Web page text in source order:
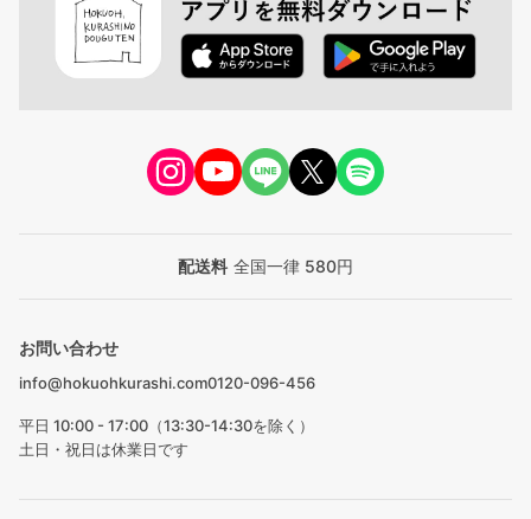
配送料 全国一律 580円
お問い合わせ
info@hokuohkurashi.com0120-096-456
平日 10:00 - 17:00（13:30-14:30を除く）
土日・祝日は休業日です